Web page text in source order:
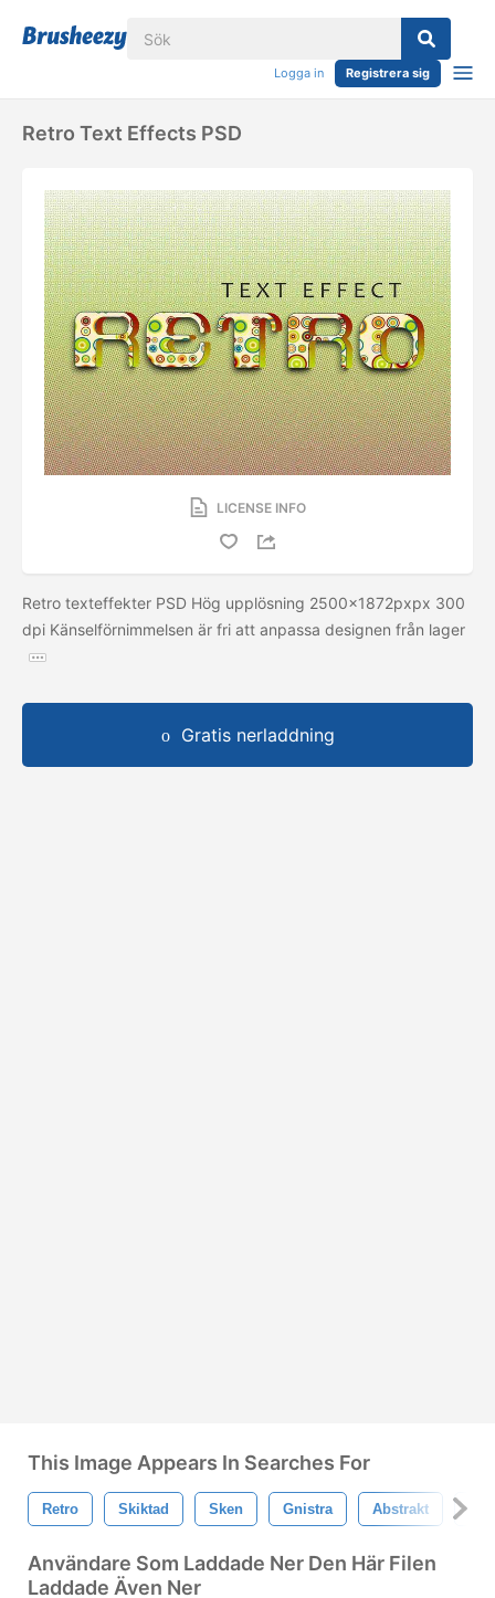
Logga in Registrera sig
Retro Text Effects PSD
LICENSE INFO
Retro texteffekter PSD Hög upplösning 2500x1872pxpx 300
dpi Känselförnimmelsen är fri att anpassa designen från lager
Gratis nerladdning
This Image Appears In Searches For
Retro Skiktad Sken Gnistra Abstrakt
Användare Som Laddade Ner Den Här Filen
Laddade Även Ner